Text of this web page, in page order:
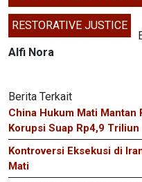
RESTORATIVE JUSTICE
Alfi Nora
Berita Terkait
China Hukum Mati Mantan
Korupsi Suap Rp4,9 Triliun
Kontroversi Eksekusi di
Mati